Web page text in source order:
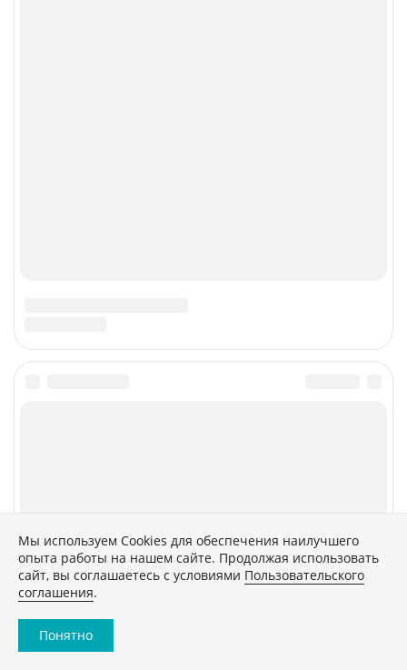
Мы используем Сookies для обеспечения наилучшего
опыта работы на нашем сайте. Продолжая использовать
сайт, вы соглашаетесь с условиями Пользовательского
соглашения.
Понятно